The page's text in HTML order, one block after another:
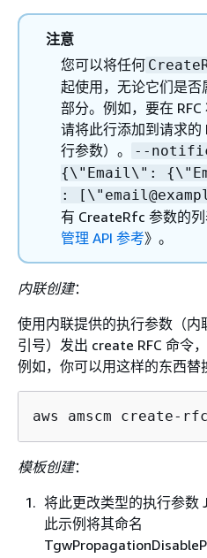
注意
您可以将任何
起使用，无论它们是
部分。例如，要在 RFC
请将此行添加到请求的
行参数）。
--
{\"Email\": {
:
有 CreateRfc 参数的
管理 API 参考》。
内联创建：
使用内联提供的执行参数（内
引号）发出 create RFC 命令
例如，你可以用这样的东西替
aws amscm create-
模板创建：
将此更改类型的执行参数
此示例将其命名